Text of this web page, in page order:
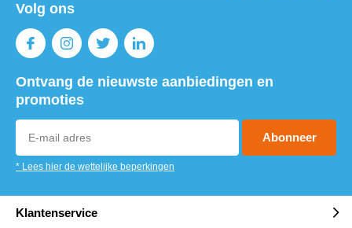
Volg ons
Ontvang de nieuwste aanbiedingen en
promoties
Abonneer
* Lees hier de wettelijke beperkingen
Klantenservice